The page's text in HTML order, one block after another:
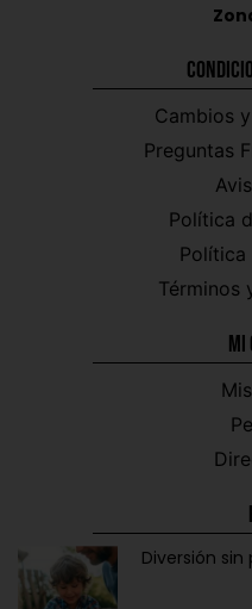
Cambios
Preguntas
Política
Política
Términos
Mi
Diversión sin